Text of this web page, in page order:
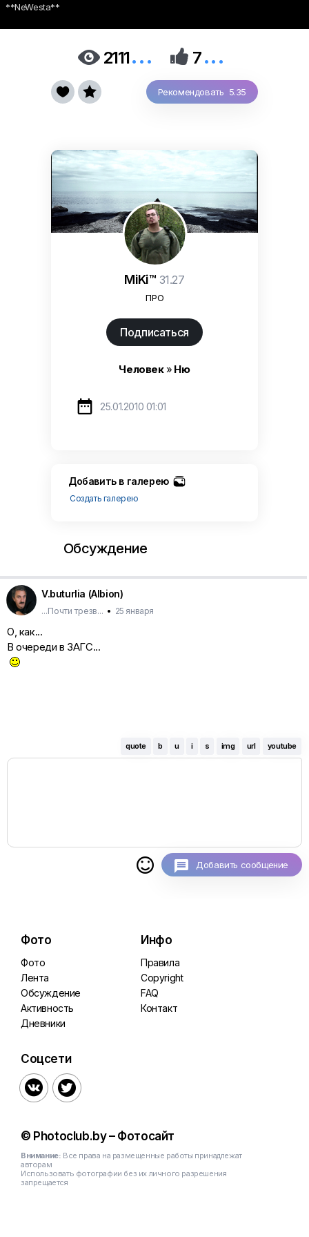
**NeWesta**
 2111...  7...
Рекомендовать 5.35
 
MiKi™ 31.27
ПРО
Подписаться
Человек» Ню
 25.01.2010 01:01
Добавить в галерею
Создать галерею
Обсуждение
V.buturlia (Albion)
...Почти трезв... • 25 января
О, как...
В очереди в ЗАГС...
quote b u i s img url youtube
 Добавить сообщение
Фото
Фото
Лента
Обсуждение
Активность
Дневники
Инфо
Правила
Copyright
FAQ
Контакт
Соцсети
 
© Photoclub.by – Фотосайт
Внимание: Все права на размещенные работы принадлежат
авторам
Использовать фотографии без их личного разрешения
запрещается